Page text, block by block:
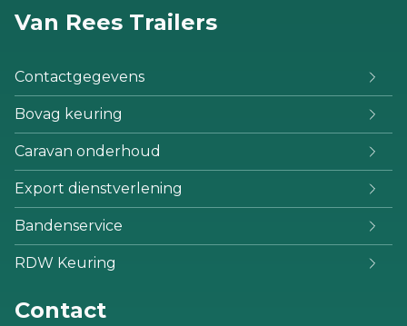
Van Rees Trailers
Contactgegevens
Bovag keuring
Caravan onderhoud
Export dienstverlening
Bandenservice
RDW Keuring
Contact